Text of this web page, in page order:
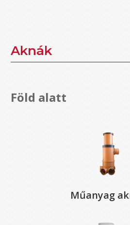
Aknák
Föld alatt
Műanyag